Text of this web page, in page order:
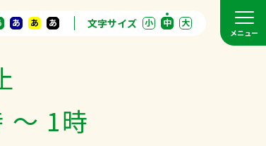
あ あ あ 文字サイズ 小 中 大
メニュー
～ 1時